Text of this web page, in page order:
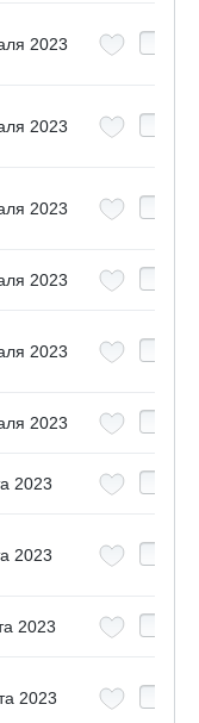
2023
2023
2023
2023
2023
2023
2023
2023
2023
2023